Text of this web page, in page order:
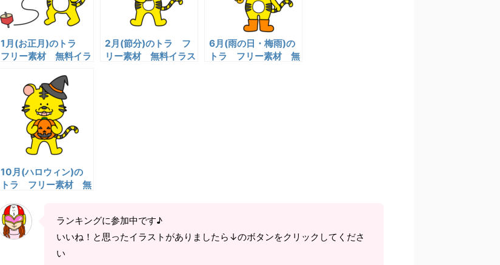
1月(お正月)のトラ
フリー素材 無料イラ
2月(節分)のトラ フ
リー素材 無料イラス
6月(雨の日・梅雨)の
トラ フリー素材 無
10月(ハロウィン)の
トラ フリー素材 無
ランキングに参加中です♪
いいね！と思ったイラストがありましたら↓のボタンをクリックしてくださ
い